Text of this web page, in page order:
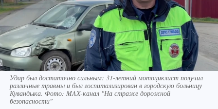
Удар был достаточно сильным: 31-летний мотоциклист получил
различные травмы и был госпитализирован в городскую больницу
Кувандыка. Фото: MAX-канал "На страже дорожной
безопасности"